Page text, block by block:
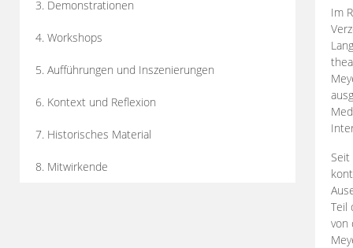
3. Demonstrationen
4. Workshops
5. Aufführungen und Inszenierungen
6. Kontext und Reflexion
7. Historisches Material
8. Mitwirkende
Im
Teil
von